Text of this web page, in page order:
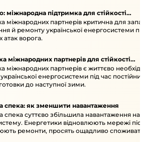
міжнародна підтримка для стійкості
міжнародних партнерів критична для
й ремонту української енергосистеми
атак ворога.
міжнародних партнерів для стійкості
міжнародних партнерів є життєво
української енергосистеми під час
до наступної зими.
спека: як зменшити навантаження
спека суттєво збільшила навантаження на
Енергетики відновлюють мережі
ремонти, просять ощадливо